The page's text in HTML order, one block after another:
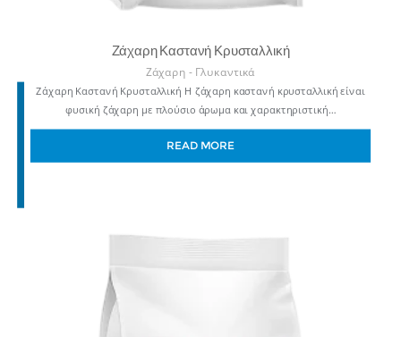
Ζάχαρη Καστανή Κρυσταλλική
Ζάχαρη - Γλυκαντικά
Ζάχαρη Καστανή Κρυσταλλική Η ζάχαρη καστανή κρυσταλλική είναι
φυσική ζάχαρη με πλούσιο άρωμα και χαρακτηριστική…
READ MORE